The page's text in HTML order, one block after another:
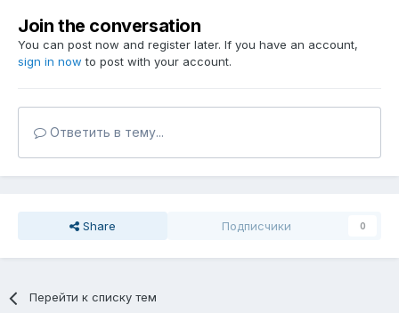
Join the conversation
You can post now and register later. If you have an account,
sign in now to post with your account.
Ответить в тему...
Share Подписчики 0
Перейти к списку тем